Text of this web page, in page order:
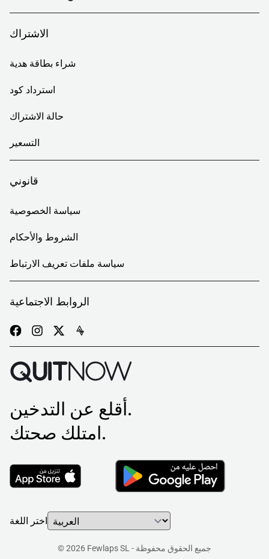
الاشتراك
شراء بطاقة هدية
استرداد كود
حالة الاشتراك
التسعير
قانوني
سياسة الخصوصية
الشروط والأحكام
سياسة ملفات تعريف الارتباط
الروابط الاجتماعية
أقلع عن التدخين.
امتلك صحتك.
اختر اللغة
© 2026 Fewlaps SL - جميع الحقوق محفوظة